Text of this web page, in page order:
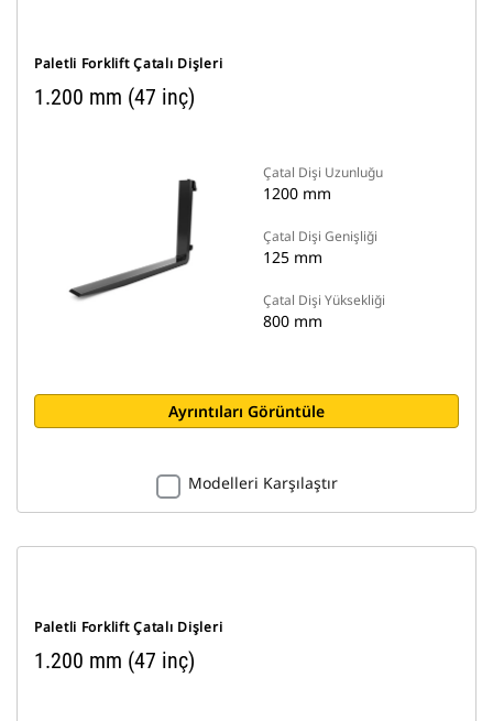
Paletli Forklift Çatalı Dişleri
1.200 mm (47 inç)
Çatal Dişi Uzunluğu
1200 mm
Çatal Dişi Genişliği
125 mm
Çatal Dişi Yüksekliği
800 mm
Ayrıntıları Görüntüle
Modelleri Karşılaştır
Paletli Forklift Çatalı Dişleri
1.200 mm (47 inç)